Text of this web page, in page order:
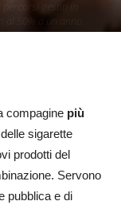
50% a un anno.
compagine più
sigarette
prodotti del
Servono
pubblica e di